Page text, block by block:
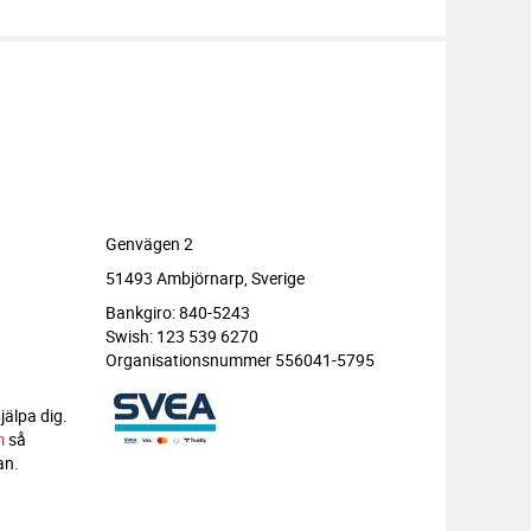
dig.
så
Genvägen 2
51493 Ambjörnarp, Sverige
Bankgiro: 840-5243
Swish: 123 539 6270
Organisationsnummer 556041-5795